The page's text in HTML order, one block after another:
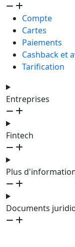
Compte
Cartes
Paiements
Cashback et
Tarification
Entreprises
Fintech
Plus
Documents